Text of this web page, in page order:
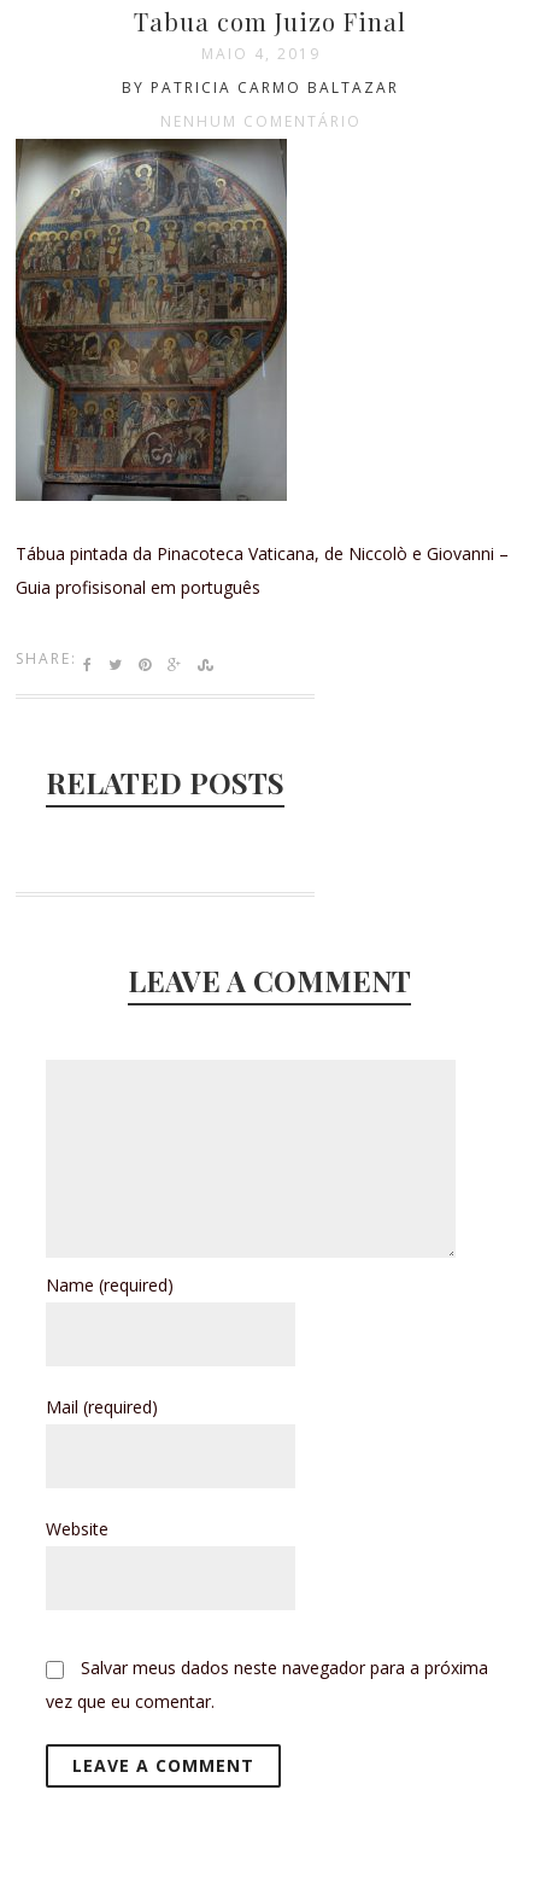
Tabua com Juizo Final
MAIO 4, 2019
BY PATRICIA CARMO BALTAZAR
NENHUM COMENTÁRIO
Tábua pintada da Pinacoteca Vaticana, de Niccolò e Giovanni –
Guia profisisonal em português
SHARE:
RELATED POSTS
LEAVE A COMMENT
Name(required)
Mail(required)
Website
Salvar meus dados neste navegador para a próxima
vez que eu comentar.